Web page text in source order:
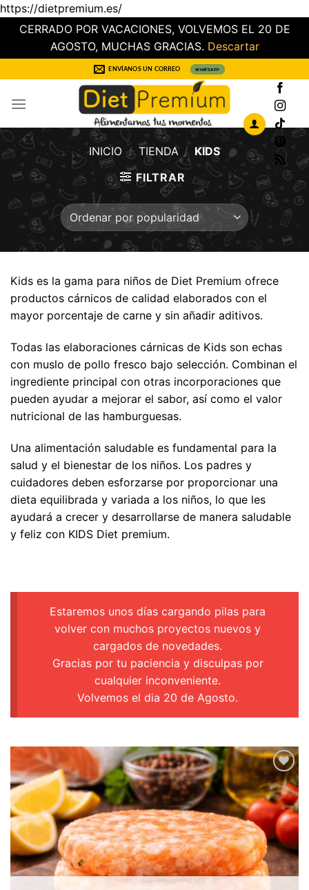
https://dietpremium.es/
CERRADO POR VACACIONES, VOLVEMOS EL 20 DE
AGOSTO, MUCHAS GRACIAS. Descartar
al
contenido
ENVÍANOS UN CORREO WHATSAPP
INICIO / TIENDA / KIDS
FILTRAR
Kids es la gama para niños de Diet Premium ofrece
productos cárnicos de calidad elaborados con el
mayor porcentaje de carne y sin añadir aditivos.
Todas las elaboraciones cárnicas de Kids son echas
con muslo de pollo fresco bajo selección. Combinan el
ingrediente principal con otras incorporaciones que
pueden ayudar a mejorar el sabor, así como el valor
nutricional de las hamburguesas.
Una alimentación saludable es fundamental para la
salud y el bienestar de los niños. Los padres y
cuidadores deben esforzarse por proporcionar una
dieta equilibrada y variada a los niños, lo que les
ayudará a crecer y desarrollarse de manera saludable
y feliz con KIDS Diet premium.
Estaremos unos días cargando pilas para
volver con muchos proyectos nuevos y
cargados de novedades.
Gracias por tu paciencia y disculpas por
cualquier inconveniente.
Volvemos el dia 20 de Agosto.